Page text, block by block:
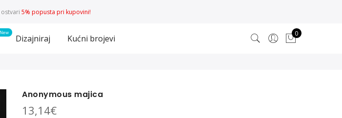
ostvari5% popusta pri kupovini!
Dizajniraj Kućni brojevi 0
Anonymous majica
13,14€